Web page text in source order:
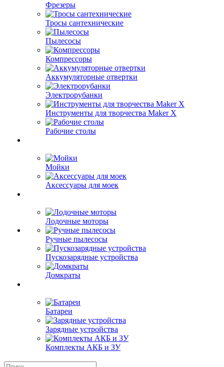
Фрезеры
Тросы сантехнические
Пылесосы
Компрессоры
Аккумуляторные отвертки
Электрорубанки
Инструменты для творчества Maker X
Рабочие столы
Мойки
Аксессуары для моек
Лодочные моторы
Ручные пылесосы
Пускозарядные устройства
Домкраты
Батареи
Зарядные устройства
Комплекты АКБ и ЗУ